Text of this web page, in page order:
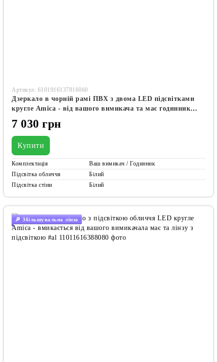
Артикул: 6101916137816060
Дзеркало в чорній рамі ПВХ з двома LED підсвітками
кругле Amica - від вашого вимикача та має годинник
#awf2
7 030 грн
Купити
Комплектація
Ваш вимикач / Годинник
Підсвітка обличчя
Білий
Підсвітка стіни
Білий
🔎 Збільшувальна лінза